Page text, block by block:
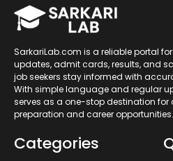
SarkariLab.com is a reliable portal
updates, admit cards, results, and
job seekers stay informed with
With simple language and regular
serves as a one-stop destination for
preparation and career opportunities.
Categories